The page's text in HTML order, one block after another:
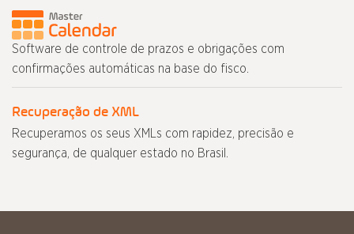
Software de controle de prazos e obrigações com
confirmações automáticas na base do fisco.
Recuperação de XML
Recuperamos os seus XMLs com rapidez, precisão e
segurança, de qualquer estado no Brasil.